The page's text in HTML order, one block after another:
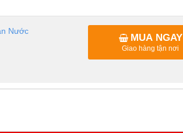
Nước
MUA NGAY
Giao hàng tận nơi